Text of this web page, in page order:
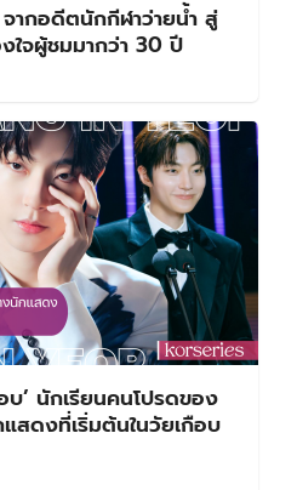
จากอดีตนักกีฬาว่ายน้ำ สู่
ใจผู้ชมมากว่า 30 ปี
’ นักเรียนคนโปรดของ
สดงที่เริ่มต้นในวัยเกือบ